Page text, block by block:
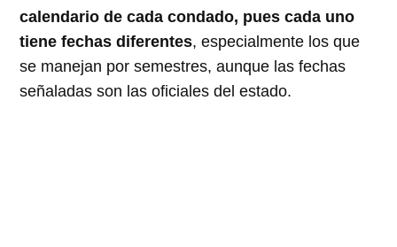
calendario de cada condado, pues cada uno
tiene fechas diferentes, especialmente los que
se manejan por semestres, aunque las fechas
señaladas son las oficiales del estado.